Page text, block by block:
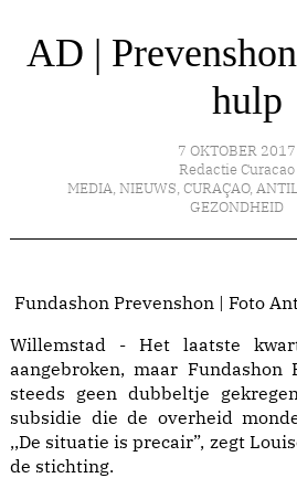
AD |
hulp
7 OKTOBER 2017
Redactie Curacao
MEDIA, NIEUWS, CURAÇAO,
GEZONDHEID
Fundashon Prevenshon | Foto
Willemstad - Het laatste
aangebroken, maar Fundashon
steeds geen dubbeltje
subsidie die de overheid
,,De situatie is precair”, zegt
de stichting.